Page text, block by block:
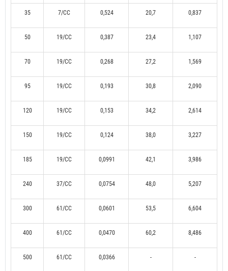
35 7/CC 0,524 20,7 0,837
50 19/CC 0,387 23,4 1,107
70 19/CC 0,268 27,2 1,569
95 19/CC 0,193 30,8 2,090
120 19/CC 0,153 34,2 2,614
150 19/CC 0,124 38,0 3,227
185 19/CC 0,0991 42,1 3,986
240 37/CC 0,0754 48,0 5,207
300 61/CC 0,0601 53,5 6,604
400 61/CC 0,0470 60,2 8,486
500 61/CC 0,0366 - -